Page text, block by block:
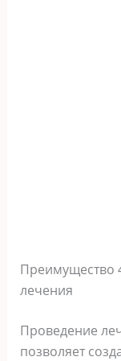
Преимущество
лечения
Проведение
позволяет